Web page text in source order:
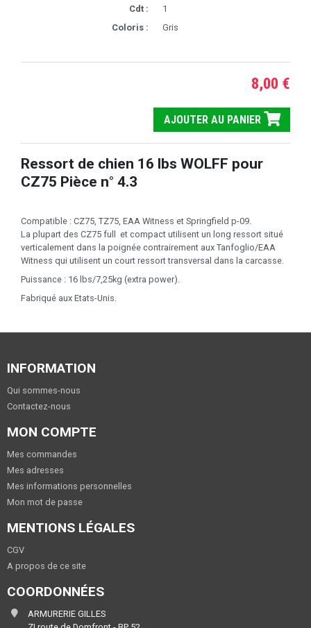
Cdt :
1
Coloris :
Gris
8,00 €
AJOUTER AU PANIER
Ressort de chien 16 lbs WOLFF pour
CZ75 Pièce n° 4.3
Compatible : CZ75, TZ75, EAA Witness et Springfield p-09.
La plupart des CZ75 full et compact utilisent un long ressort situé
verticalement dans la poignée contrairement aux Tanfoglio/EAA
Witness qui utilisent un court ressort transversal dans la carcasse.
Puissance : 16 lbs/7,25kg (extra power).
Fabriqué aux Etats-Unis.
INFORMATION
Qui sommes-nous
Contactez-nous
MON COMPTE
Mes commandes
Mes adresses
Mes informations personnelles
Mon mot de passe
MENTIONS LÉGALES
CGV
A propos de ce site
COORDONNÉES
ARMURERIE GILLES